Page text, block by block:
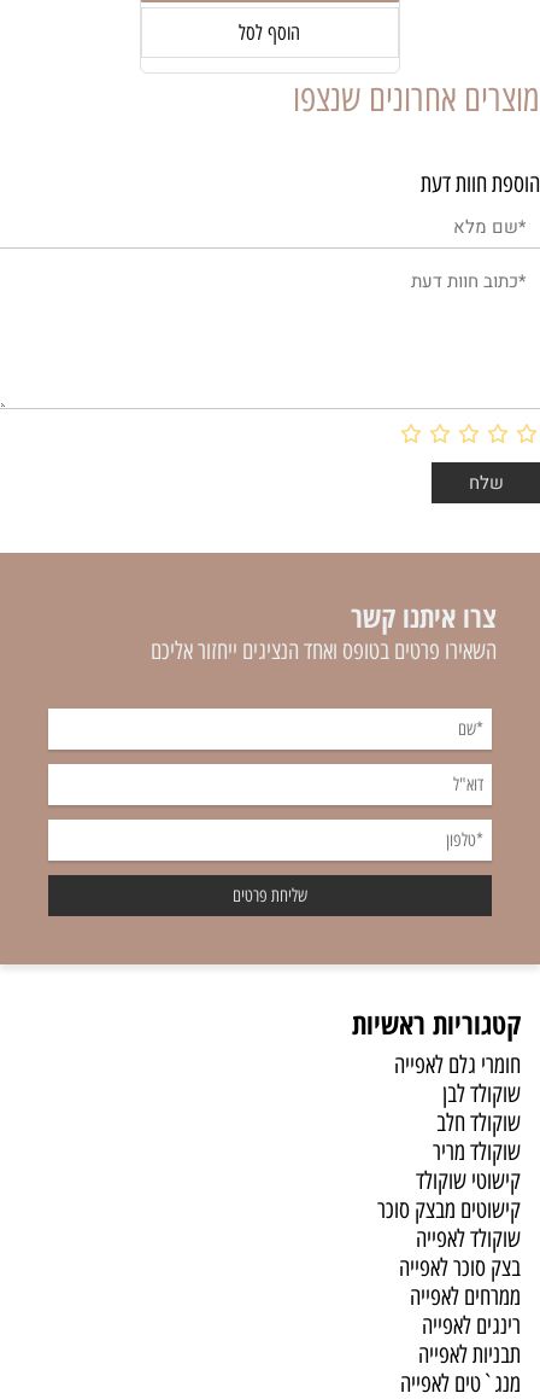
הוסף לסל
מוצרים אחרונים שנצפו
הוספת חוות דעת
צרו איתנו קשר
השאירו פרטים בטופס ואחד הנציגים ייחזור אליכם
קטגוריות ראשיות
חומרי גלם לאפייה
שוקולד לבן
שוקולד חלב
שוקולד מריר
קישוטי שוקולד
קישוטים מבצק סוכר
שוקולד לאפייה
בצק סוכר לאפייה
ממרחים לאפייה
רינגים לאפייה
תבניות לאפייה
מנג`טים לאפייה